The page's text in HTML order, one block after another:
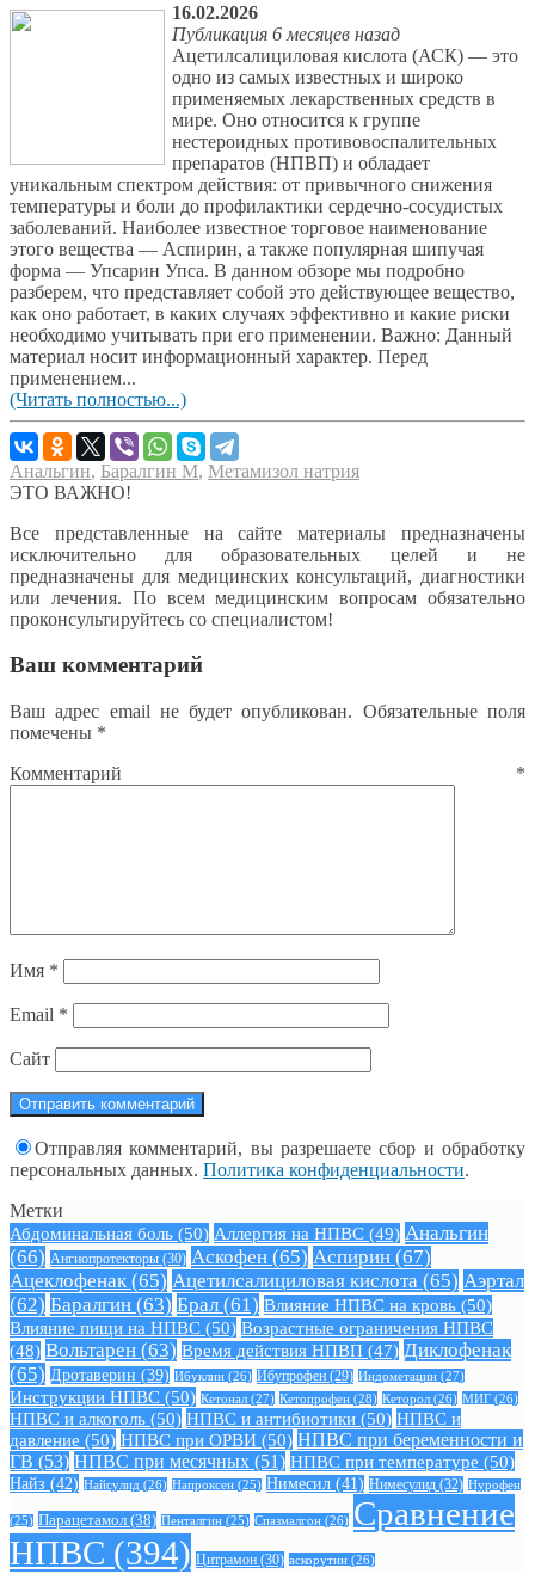
16.02.2026
Публикация 6 месяцев назад
Ацетилсалициловая кислота (АСК) — это
одно из самых известных и широко
применяемых лекарственных средств в
мире. Оно относится к группе
нестероидных противовоспалительных
препаратов (НПВП) и обладает
уникальным спектром действия: от привычного снижения
температуры и боли до профилактики сердечно-сосудистых
заболеваний. Наиболее известное торговое наименование
этого вещества — Аспирин, а также популярная шипучая
форма — Упсарин Упса. В данном обзоре мы подробно
разберем, что представляет собой это действующее вещество,
как оно работает, в каких случаях эффективно и какие риски
необходимо учитывать при его применении. Важно: Данный
материал носит информационный характер. Перед
применением...
(Читать полностью...)
Анальгин, Баралгин М, Метамизол натрия
ЭТО ВАЖНО!
Все представленные на сайте материалы предназначены
исключительно для образовательных целей и не
предназначены для медицинских консультаций, диагностики
или лечения. По всем медицинским вопросам обязательно
проконсультируйтесь со специалистом!
Ваш комментарий
Ваш адрес email не будет опубликован. Обязательные поля
помечены *
Комментарий *
Имя *
Email *
Сайт
Отправляя комментарий, вы разрешаете сбор и обработку
персональных данных. Политика конфиденциальности.
Метки
Абдоминальная боль (50) Аллергия на НПВС (49) Анальгин
(66) Ангиопротекторы (30) Аскофен (65) Аспирин (67)
Ацеклофенак (65) Ацетилсалициловая кислота (65) Аэртал
(62) Баралгин (63) Брал (61) Влияние НПВС на кровь (50)
Влияние пищи на НПВС (50) Возрастные ограничения НПВС
(48) Вольтарен (63) Время действия НПВП (47) Диклофенак
(65) Дротаверин (39) Ибуклин (26) Ибупрофен (29) Индометацин (27)
Инструкции НПВС (50) Кетонал (27) Кетопрофен (28) Кеторол (26) МИГ (26)
НПВС и алкоголь (50) НПВС и антибиотики (50) НПВС и
давление (50) НПВС при ОРВИ (50) НПВС при беременности и
ГВ (53) НПВС при месячных (51) НПВС при температуре (50)
Найз (42) Найсулид (26) Напроксен (25) Нимесил (41) Нимесулид (32) Нурофен
(25) Парацетамол (38) Пенталгин (25) Спазмалгон (26) Сравнение
НПВС (394) Цитрамон (30) аскорутин (26)